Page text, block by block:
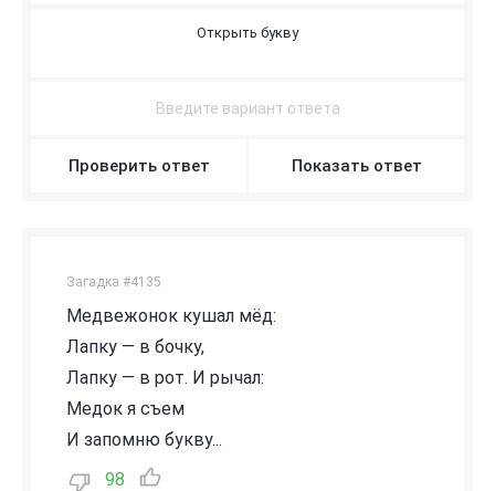
Проверить ответ Показать ответ
Загадка #4135
Медвежонок кушал мёд:
Лапку — в бочку,
Лапку — в рот. И рычал:
Медок я съем
И запомню букву...
98